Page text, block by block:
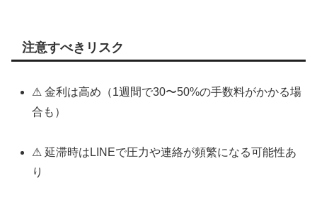
注意すべきリスク
⚠ 金利は高め（1週間で30〜50%の手数料がかかる場
合も）
⚠ 延滞時はLINEで圧力や連絡が頻繁になる可能性あ
り